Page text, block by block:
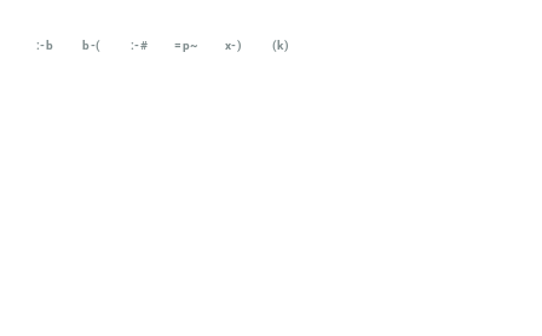
:-b b-( :-# =p~ x-) (k)